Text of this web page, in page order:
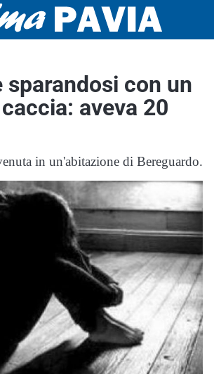
sparandosi con un
aveva 20
in un'abitazione di Bereguardo.